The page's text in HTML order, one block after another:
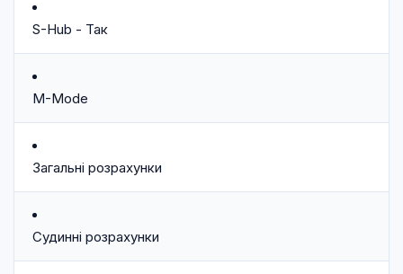
S-Hub - Так
M-Mode
Загальні розрахунки
Судинні розрахунки